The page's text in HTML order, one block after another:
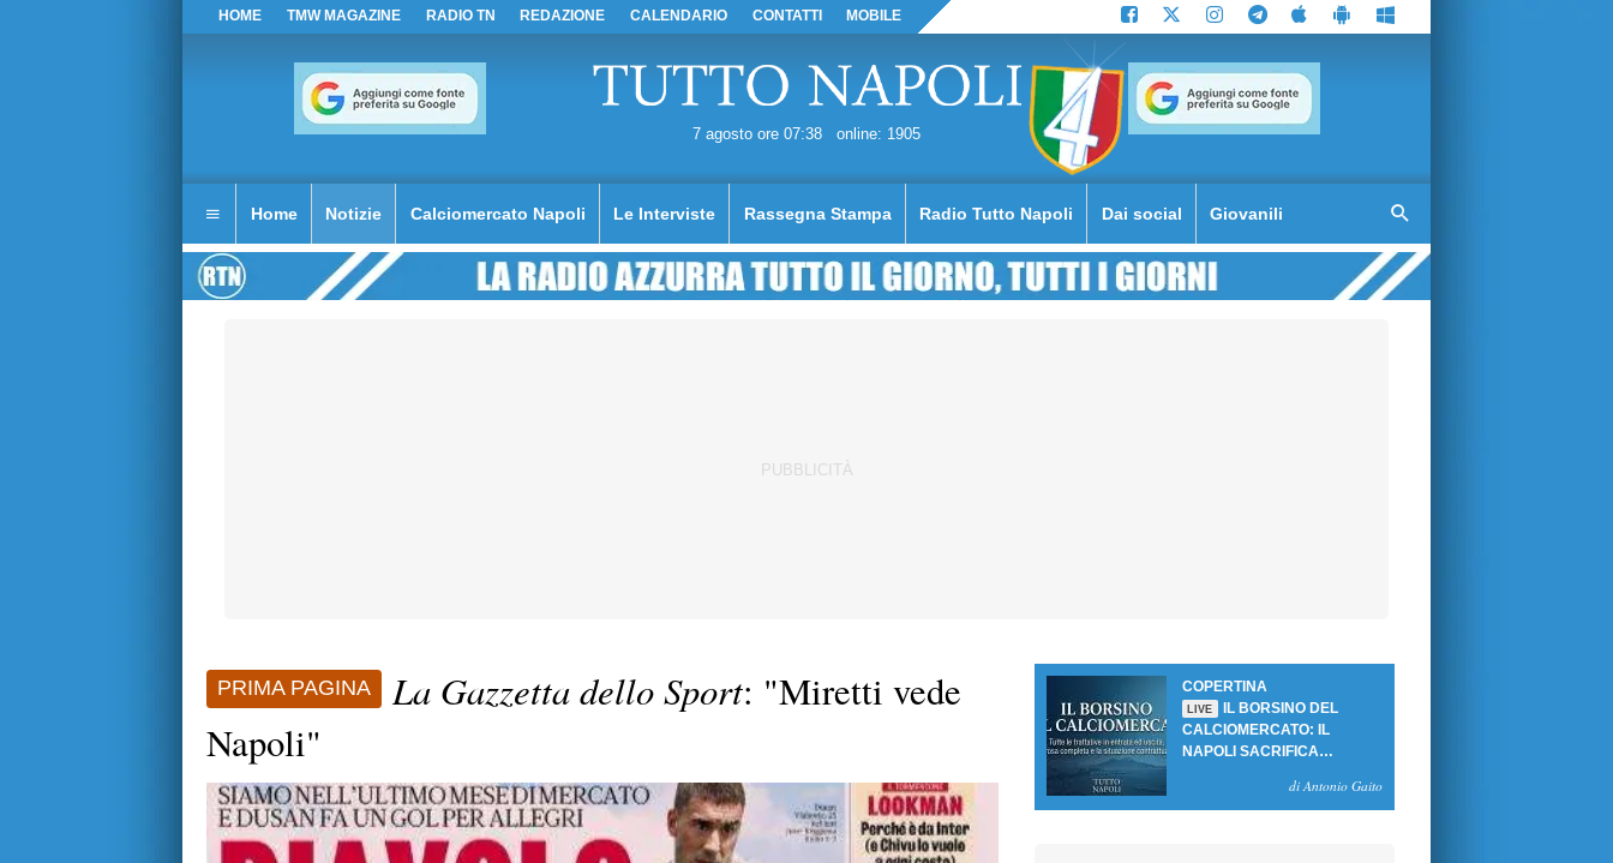
HOME TMW MAGAZINE RADIO TN REDAZIONE CALENDARIO CONTATTI MOBILE
7 agosto ore 07:38 online: 1905
Home Notizie Calciomercato Napoli Le Interviste Rassegna Stampa Radio Tutto Napoli Dai social Giovanili
PRIMA PAGINA La Gazzetta dello Sport: "Miretti vede
Napoli"
COPERTINA
LIVE
IL BORSINO DEL
CALCIOMERCATO: IL
NAPOLI SACRIFICA
SBLOCCANO ARRIVIdi Antonio Gaito